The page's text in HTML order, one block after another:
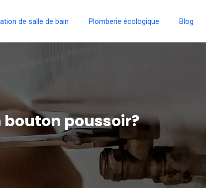
de salle de bain Plomberie écologique Blog
poussoir?